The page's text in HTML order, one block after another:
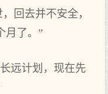
回去并不安全，
月了。”
远计划，现在先